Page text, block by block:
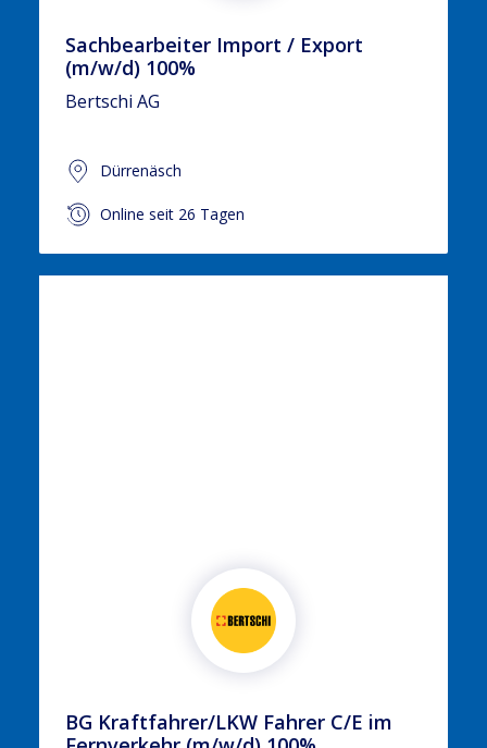
Sachbearbeiter Import / Export
(m/w/d) 100%
Bertschi AG
Dürrenäsch
Online seit 26 Tagen
BG Kraftfahrer/LKW Fahrer C/E im